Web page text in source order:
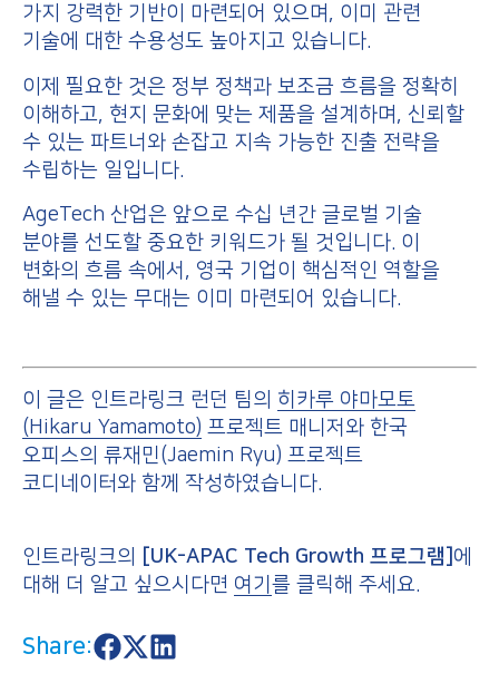
가지 강력한 기반이 마련되어 있으며, 이미 관련
기술에 대한 수용성도 높아지고 있습니다.
이제 필요한 것은 정부 정책과 보조금 흐름을 정확히
이해하고, 현지 문화에 맞는 제품을 설계하며, 신뢰할
수 있는 파트너와 손잡고 지속 가능한 진출 전략을
수립하는 일입니다.
AgeTech 산업은 앞으로 수십 년간 글로벌 기술
분야를 선도할 중요한 키워드가 될 것입니다. 이
변화의 흐름 속에서, 영국 기업이 핵심적인 역할을
해낼 수 있는 무대는 이미 마련되어 있습니다.
이 글은 인트라링크 런던 팀의 히카루 야마모토
(Hikaru Yamamoto) 프로젝트 매니저와 한국
오피스의 류재민(Jaemin Ryu) 프로젝트
코디네이터와 함께 작성하였습니다.
인트라링크의 [UK-APAC Tech Growth 프로그램]에
대해 더 알고 싶으시다면 여기 를 클릭해 주세요.
Share:S
S
S